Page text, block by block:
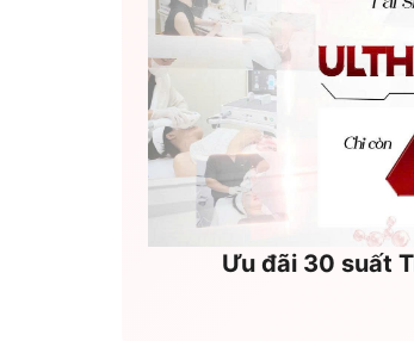
Ưu đãi 30 suất